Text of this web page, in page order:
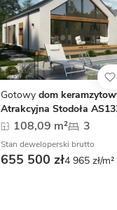
Gotowy dom
Atrakcyjna Stodoła
108,09 m² 3
Stan deweloperski brutto
655 500 zł4 965 zł/m²